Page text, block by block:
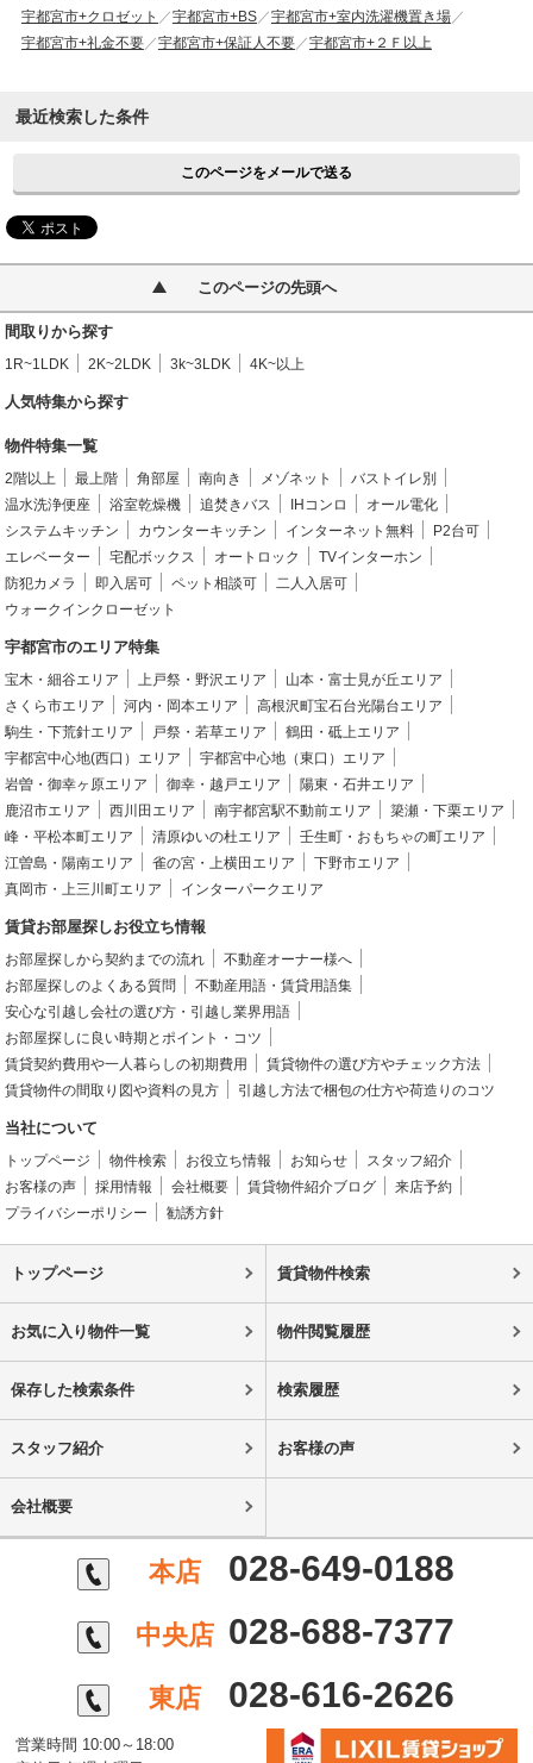
宇都宮市+クロゼット
宇都宮市+BS
宇都宮市+室内洗濯機置き場
宇都宮市+礼金不要
宇都宮市+保証人不要 宇都宮市+２Ｆ以上
最近検索した条件
このページをメールで送る
このページの先頭へ
間取りから探す
1R~1LDK 2K~2LDK 3k~3LDK 4K~以上
人気特集から探す
物件特集一覧
2階以上 最上階 角部屋 南向き メゾネット
バストイレ別
温水洗浄便座
浴室乾燥機 追焚きバス IHコンロ
オール電化
システムキッチン
カウンターキッチン インターネット無料
P2台可
エレベーター
宅配ボックス オートロック
TVインターホン
防犯カメラ
即入居可 ペット相談可
二人入居可
ウォークインクローゼット
宇都宮市のエリア特集
宝木・細谷エリア 上戸祭・野沢エリア
山本・富士見が丘エリア
さくら市エリア
河内・岡本エリア
高根沢町宝石台光陽台エリア
駒生・下荒針エリア
戸祭・若草エリア
鶴田・砥上エリア
宇都宮中心地(西口）エリア
宇都宮中心地（東口）エリア
岩曽・御幸ヶ原エリア
御幸・越戸エリア
陽東・石井エリア
鹿沼市エリア
西川田エリア 南宇都宮駅不動前エリア
簗瀬・下栗エリア
峰・平松本町エリア
清原ゆいの杜エリア
壬生町・おもちゃの町エリア
江曽島・陽南エリア
雀の宮・上横田エリア
下野市エリア
真岡市・上三川町エリア
インターパークエリア
賃貸お部屋探しお役立ち情報
お部屋探しから契約までの流れ
不動産オーナー様へ
お部屋探しのよくある質問
不動産用語・賃貸用語集
安心な引越し会社の選び方・引越し業界用語
お部屋探しに良い時期とポイント・コツ
賃貸契約費用や一人暮らしの初期費用
賃貸物件の選び方やチェック方法
賃貸物件の間取り図や資料の見方
引越し方法で梱包の仕方や荷造りのコツ
当社について
トップページ 物件検索 お役立ち情報 お知らせ
スタッフ紹介
お客様の声
採用情報 会社概要 賃貸物件紹介ブログ
来店予約
プライバシーポリシー
勧誘方針
トップページ 賃貸物件検索
お気に入り物件一覧 物件閲覧履歴
保存した検索条件 検索履歴
スタッフ紹介 お客様の声
会社概要
本店 028-649-0188
中央店 028-688-7377
東店 028-616-2626
営業時間 10:00～18:00